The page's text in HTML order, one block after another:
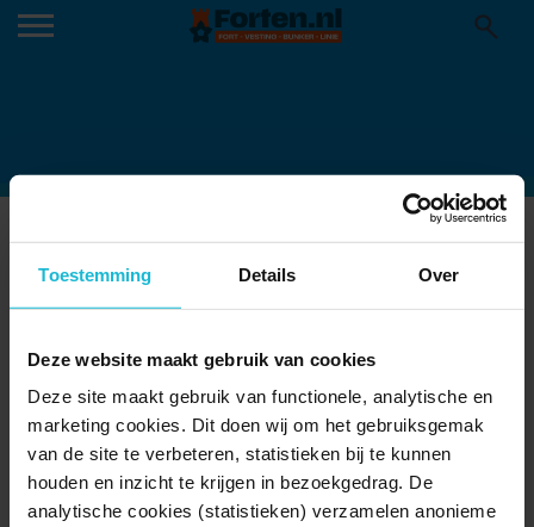
Toestemming Details Over
Deze website maakt gebruik van cookies
Deze site maakt gebruik van functionele, analytische en
marketing cookies. Dit doen wij om het gebruiksgemak
van de site te verbeteren, statistieken bij te kunnen
houden en inzicht te krijgen in bezoekgedrag. De
analytische cookies (statistieken) verzamelen anonieme
567GROOT-2